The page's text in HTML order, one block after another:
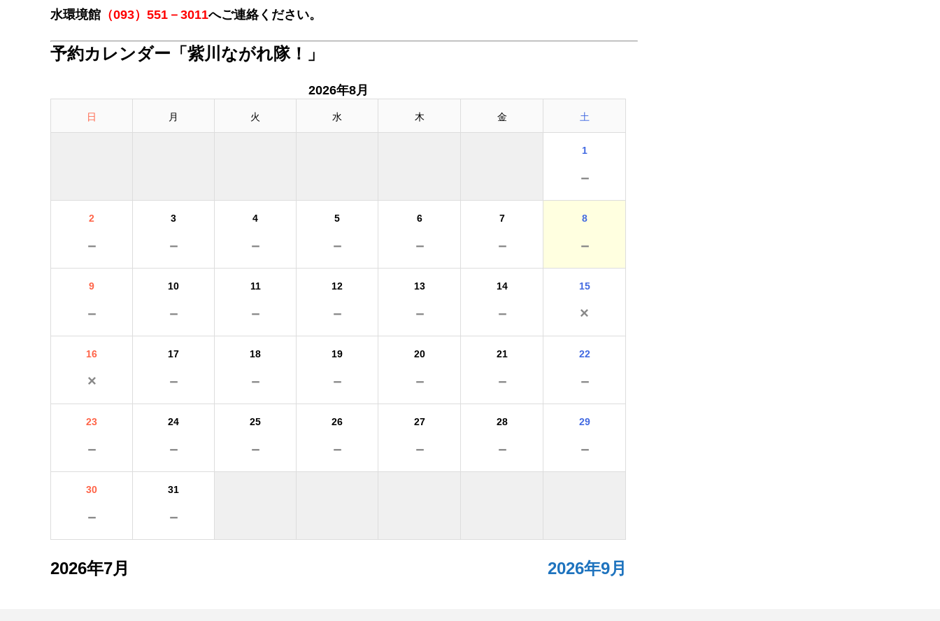
水環境館 （093）551－3011へご連絡ください。
予約カレンダー「紫川ながれ隊！」
2026年8月
日 月 火 水 木 金 土
1
－
2
－
3
－
4
－
5
－
6
－
7
－
8
－
9
－
10
－
11
－
12
－
13
－
14
－
15
×
16
×
17
－
18
－
19
－
20
－
21
－
22
－
23
－
24
－
25
－
26
－
27
－
28
－
29
－
30
－
31
－
2026年7月 2026年9月